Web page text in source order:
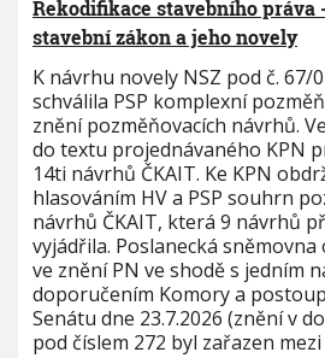
Rekodifikace stavebního práva
stavební zákon a jeho novely
K návrhu novely NSZ pod č. 67/
schválila PSP komplexní
znění pozměňovacích návrhů.
do textu projednávaného KPN
14ti návrhů ČKAIT. Ke KPN
hlasováním HV a PSP souhrn
návrhů ČKAIT, která 9 návrhů
vyjádřila. Poslanecká sněmovna
ve znění PN ve shodě s jedním
doporučením Komory a
Senátu dne 23.7.2026 (znění v
pod číslem 272 byl zařazen